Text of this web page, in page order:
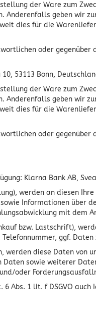
der Ware zum
geben wir
dies für die
oder
53113 Bonn,
der Ware zum
geben wir
dies für die
oder
Klarna Bank AB,
werden an diesen
Informationen über
mit dem
bzw. Lastschrift),
ggf.
diese Daten von
sowie weiterer
oder
Abs. 1 lit. f DSGVO